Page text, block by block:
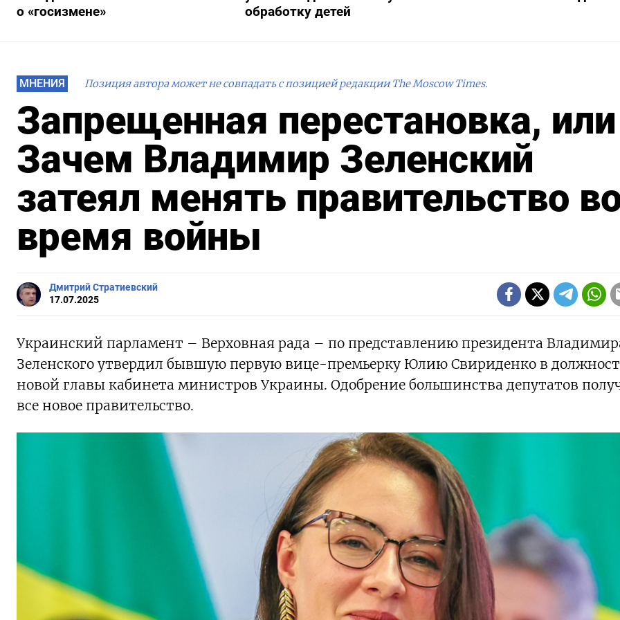
о «госизмене»
обработку детей
МНЕНИЯ Позиция автора может не совпадать с позицией редакции The Moscow Times.
Запрещенная перестановка, или
Зачем Владимир Зеленский
затеял менять правительство
время войны
Дмитрий Стратиевский
17.07.2025
Украинский парламент – Верховная рада – по представлению президента
Зеленского утвердил бывшую первую вице-премьерку Юлию Свириденко в
новой главы кабинета министров Украины. Одобрение большинства депутатов
все новое правительство.